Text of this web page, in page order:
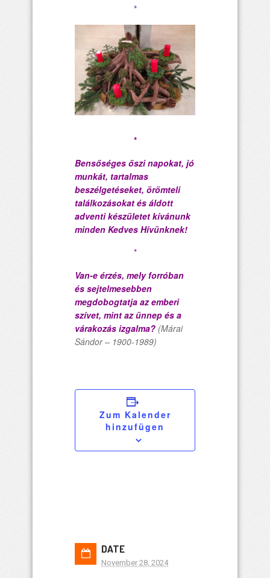
*
*
Bensőséges őszi napokat, jó
munkát, tartalmas
beszélgetéseket, örömteli
találkozásokat és áldott
adventi készületet kívánunk
minden Kedves Hívünknek!
*
Van-e érzés, mely forróban
és sejtelmesebben
megdobogtatja az emberi
szívet, mint az ünnep és a
várakozás izgalma? (Márai
Sándor – 1900-1989)
Zum Kalender
hinzufügen
DATE
November 28, 2024